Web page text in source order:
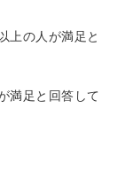
上の人が満足と
満足と回答して